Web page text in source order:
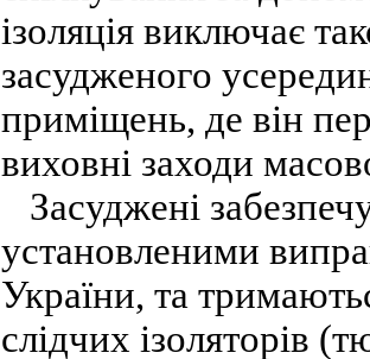
ізоляція виключає
засудженого
приміщень, де він
виховні заходи
Засуджені
установленими
України, та
слідчих ізоляторів